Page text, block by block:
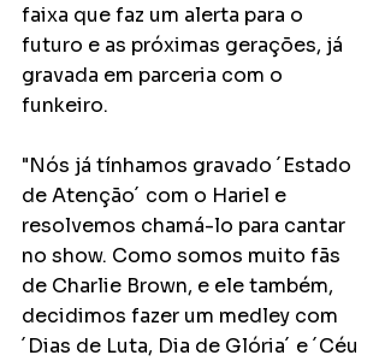
faixa que faz um alerta para o
futuro e as próximas gerações, já
gravada em parceria com o
funkeiro.
"Nós já tínhamos gravado ´Estado
de Atenção´ com o Hariel e
resolvemos chamá-lo para cantar
no show. Como somos muito fãs
de Charlie Brown, e ele também,
decidimos fazer um medley com
´Dias de Luta, Dia de Glória´ e ´Céu